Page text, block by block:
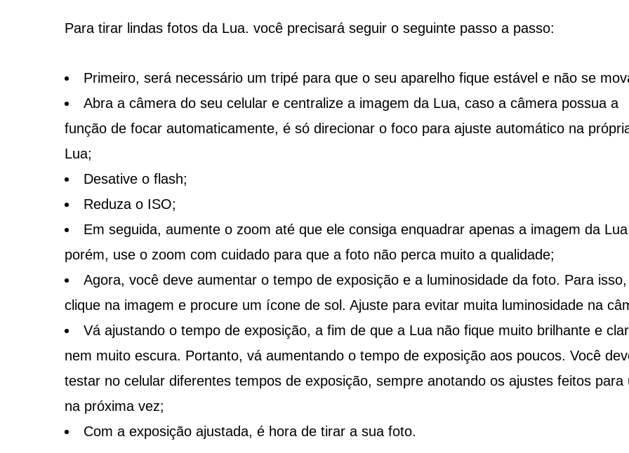
Para tirar lindas fotos da Lua. você precisará seguir o seguinte passo a passo:
Primeiro, será necessário um tripé para que o seu aparelho fique estável e não se
Abra a câmera do seu celular e centralize a imagem da Lua, caso a câmera possua a
função de focar automaticamente, é só direcionar o foco para ajuste automático na
Lua;
Desative o flash;
Reduza o ISO;
Em seguida, aumente o zoom até que ele consiga enquadrar apenas a imagem da
porém, use o zoom com cuidado para que a foto não perca muito a qualidade;
Agora, você deve aumentar o tempo de exposição e a luminosidade da foto. Para isso,
clique na imagem e procure um ícone de sol. Ajuste para evitar muita luminosidade na
Vá ajustando o tempo de exposição, a fim de que a Lua não fique muito brilhante e
nem muito escura. Portanto, vá aumentando o tempo de exposição aos poucos. Você
testar no celular diferentes tempos de exposição, sempre anotando os ajustes feitos para
na próxima vez;
Com a exposição ajustada, é hora de tirar a sua foto.